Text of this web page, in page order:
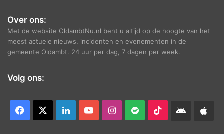
Over ons:
Met de website OldambtNu.nl bent u altijd op de hoogte van het
meest actuele nieuws, incidenten en evenementen in de
gemeente Oldambt. 24 uur per dag, 7 dagen per week.
Volg ons:
Facebook LinkedInYouTubeInstagram
Spotify TikTokAndroid